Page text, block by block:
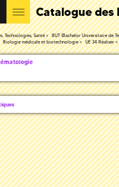
Catalogue des
Technologies, Santé BUT (Bachelor Universitaire de
Biologie médicale et biotechnologie UE 34 Réaliser